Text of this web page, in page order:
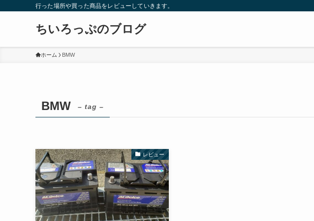
行った場所や買った商品をレビューしていきます。
ちいろっぷのブログ
ホーム BMW
BMW – tag –
レビュー